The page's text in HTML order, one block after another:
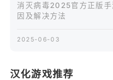
收集强力武器装备，提升
资源奖励。
消灭病毒2025官方正版
因及解决方法
2025-06-03
汉化游戏推荐